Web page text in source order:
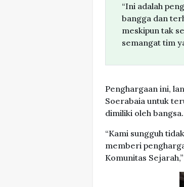
“Ini adalah
bangga dan
meskipun tak
semangat tim
Penghargaan ini,
Soerabaia untuk
dimiliki oleh bangsa.
“Kami sungguh
memberi
Komunitas